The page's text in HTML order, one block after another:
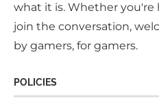
what it is. Whether you're
join the conversation,
by gamers, for gamers.
POLICIES